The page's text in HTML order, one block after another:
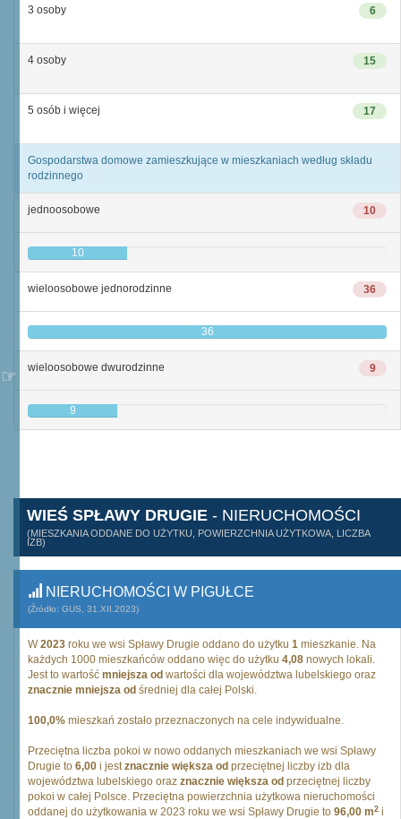
6
3 osoby
15
4 osoby
17
5 osób i więcej
Gospodarstwa domowe zamieszkujące w mieszkaniach według składu
rodzinnego
10
jednoosobowe
10
36
wieloosobowe jednorodzinne
36
9
wieloosobowe dwurodzinne
9
WIEŚ SPŁAWY DRUGIE - NIERUCHOMOŚCI
(MIESZKANIA ODDANE DO UŻYTKU, POWIERZCHNIA UŻYTKOWA, LICZBA
IZB)
NIERUCHOMOŚCI W PIGUŁCE
(Źródło: GUS, 31.XII.2023)
W2023 roku we wsi Spławy Drugie oddano do użytku 1 mieszkanie. Na
każdych 1000 mieszkańców oddano więc do użytku 4,08 nowych lokali.
Jest to wartość mniejsza od wartości dla województwa lubelskiego oraz
znacznie mniejsza od średniej dla całej Polski.
100,0% mieszkań zostało przeznaczonych na cele indywidualne.
Przeciętna liczba pokoi w nowo oddanych mieszkaniach we wsi Spławy
Drugie to 6,00 i jestznacznie większa od przeciętnej liczby izb dla
województwa lubelskiego oraz znacznie większa od przeciętnej liczby
pokoi w całej Polsce. Przeciętna powierzchnia użytkowa nieruchomości
oddanej do użytkowania w 2023 roku we wsi Spławy Drugie to 96,00 m2 i